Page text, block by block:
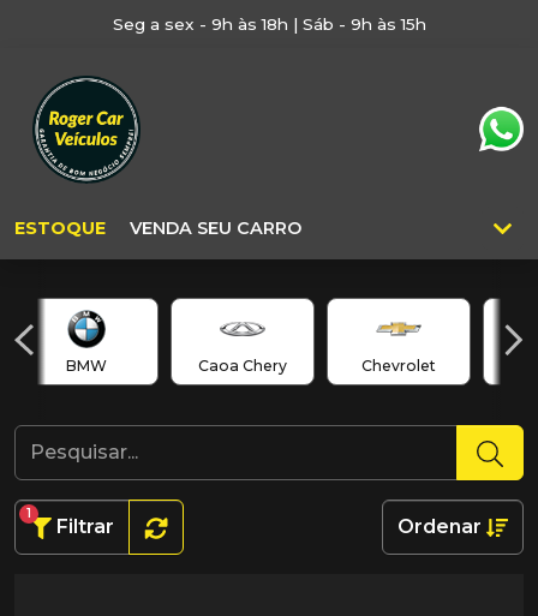
Seg a sex - 9h às 18h | Sáb - 9h às 15h
ESTOQUE VENDA SEU CARRO
BMW Caoa Chery Chevrolet
Filtrar
1
Ordenar